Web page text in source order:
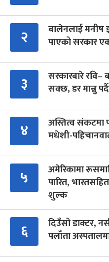
२
बालेनलाई मनीष
पाएको सरकार
३
सरकारबारे रवि–
सक्छ, डर मान्नु
४
अस्तित्व संकटमा
मधेशी-
५
अमेरिकामा
पारित,
शुल्क
६
दिउँसो डाक्टर,
पलाँता